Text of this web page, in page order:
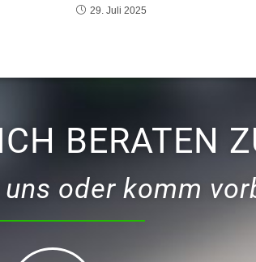
29. Juli 2025
BERATEN
oder komm